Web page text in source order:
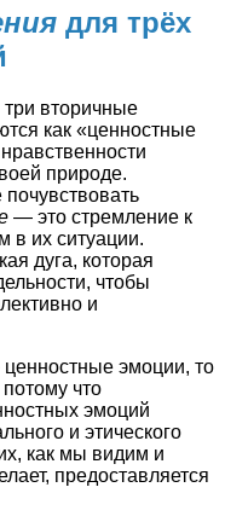
для трёх
три вторичные
как «ценностные
природе.
― это стремление к
в их ситуации.
дуга, которая
чтобы
и
ценностные эмоции, то
что
эмоций
и этического
как мы видим и
предоставляется